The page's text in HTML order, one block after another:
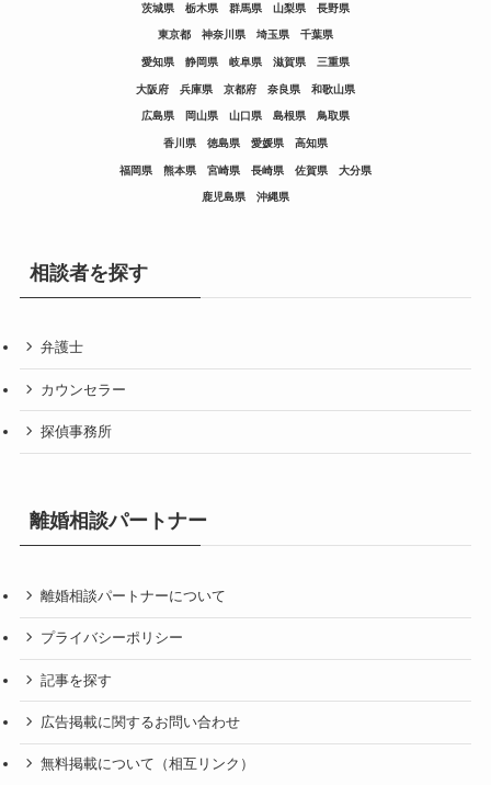
茨城県 栃木県 群馬県 山梨県 長野県
東京都 神奈川県 埼玉県 千葉県
愛知県 静岡県 岐阜県 滋賀県 三重県
大阪府 兵庫県 京都府 奈良県 和歌山県
広島県 岡山県 山口県 島根県 鳥取県
香川県 徳島県 愛媛県 高知県
福岡県 熊本県 宮崎県 長崎県 佐賀県 大分県
鹿児島県 沖縄県
相談者を探す
弁護士
カウンセラー
探偵事務所
離婚相談パートナー
離婚相談パートナーについて
プライバシーポリシー
記事を探す
広告掲載に関するお問い合わせ
無料掲載について（相互リンク）